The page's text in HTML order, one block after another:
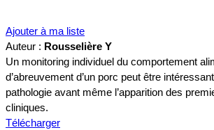
Ajouter à ma liste
Auteur : Rousselière Y
Un monitoring individuel du comportement
d’abreuvement d’un porc peut être
pathologie avant même l’apparition des
cliniques.
Télécharger